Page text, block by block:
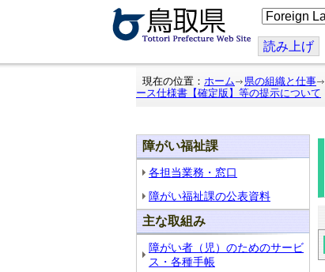
こ
の
ジ
を
翻
訳
読み上げ
現在の位置： ホーム 県の組織と仕事
ース仕様書【確定版】等の提示について
障がい福祉課
各担当業務・窓口
障がい福祉課の公表資料
主な取組み
障がい者（児）のためのサービ
ス・各種手帳